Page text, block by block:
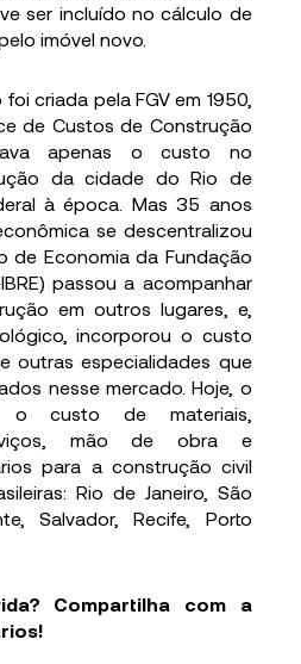
ser incluído no cálculo de
imóvel novo.
criada pela FGV em 1950,
de Custos de Construção
apenas o custo no
da cidade do Rio de
à época. Mas 35 anos
se descentralizou
de Economia da Fundação
passou a acompanhar
em outros lugares, e,
incorporou o custo
outras especialidades que
nesse mercado. Hoje, o
custo de materiais,
mão de obra e
para a construção civil
Rio de Janeiro, São
Salvador, Recife, Porto
Compartilha com a